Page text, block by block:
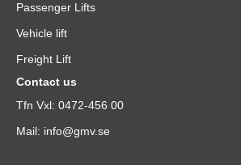
Passenger Lifts
Vehicle lift
Freight Lift
Contact us
Tfn Vxl: 0472-456 00
Mail: info@gmv.se